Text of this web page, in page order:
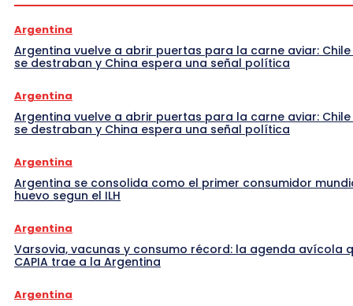
Argentina
Argentina vuelve a abrir puertas para la carne aviar: Chile
se destraban y China espera una señal política
Argentina
Argentina vuelve a abrir puertas para la carne aviar: Chile
se destraban y China espera una señal política
Argentina
Argentina se consolida como el primer consumidor
huevo segun el ILH
Argentina
Varsovia, vacunas y consumo récord: la agenda avícola
CAPIA trae a la Argentina
Argentina